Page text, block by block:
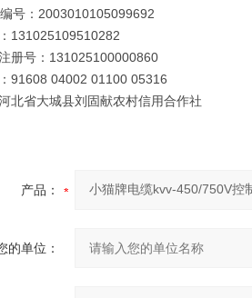
号：2003010105099692
131025109510282
册号：131025100000860
91608 04002 01100 05316
北省大城县刘固献农村信用合作社
产品：
的单位：